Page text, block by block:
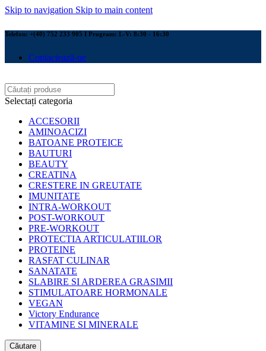
Skip to navigation Skip to main content
Telefon: +(40) 752 233 905 I Program: L-V: 8:30 - 16:30
Contactează-ne
Selectați categoria
ACCESORII
AMINOACIZI
BATOANE PROTEICE
BAUTURI
BEAUTY
CREATINA
CRESTERE IN GREUTATE
IMUNITATE
INTRA-WORKOUT
POST-WORKOUT
PRE-WORKOUT
PROTECTIA ARTICULATIILOR
PROTEINE
RASFAT CULINAR
SANATATE
SLABIRE SI ARDEREA GRASIMII
STIMULATOARE HORMONALE
VEGAN
Victory Endurance
VITAMINE SI MINERALE
Căutare